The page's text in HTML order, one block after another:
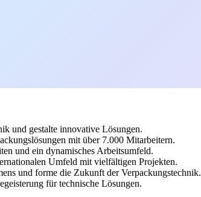
und gestalte innovative Lösungen.
mit über 7.000 Mitarbeitern.
und ein dynamisches Arbeitsumfeld.
Umfeld mit vielfältigen Projekten.
und forme die Zukunft der Verpackungstechnik.
für technische Lösungen.